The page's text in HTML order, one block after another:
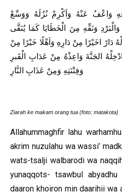
وَاعْفُ عَنْهُ وَاَكْرِمْ نُزُلَهُ وَوَسِّعْ
وَنَقِّهِ مِنَ الْخَطَايَا كَمَا يُنَقَّى
دَارً اخَيْرًا مِنْ دَارِهِ وَاَهْلًا خَيْرًا مِنْ
الجَنَّةَ وَاعِذْهُ مِنْ عَدَابِ الْقَبرِ
وَفِتْنَتِهِ وَمِنْ عَذَابِ النَّارِ
Ziarah ke makam orang tua (foto: matakota)
Allahummaghfir lahu
akrim nuzulahu wa wassi’
wats-tsalji walbarodi wa
yunaqqots- tsawbul
daaron khoiron min daarihii wa